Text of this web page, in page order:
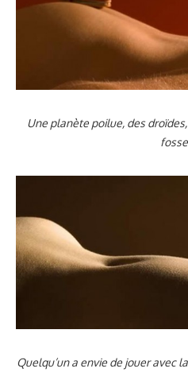
Une planète poilue, des
Quelqu’un a envie de jouer avec